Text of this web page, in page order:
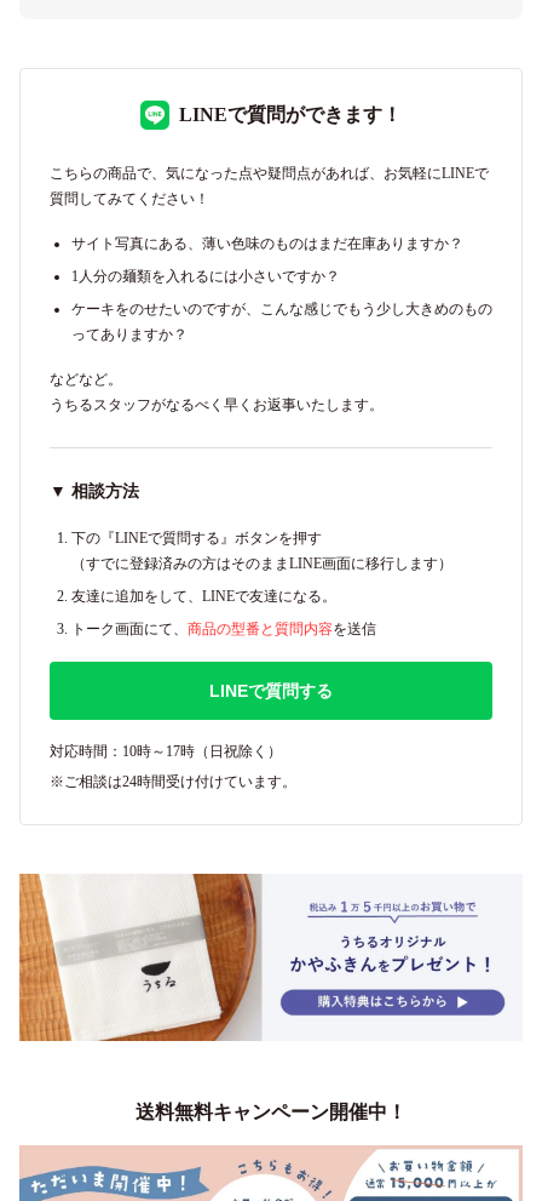
LINEで質問ができます！
こちらの商品で、気になった点や疑問点があれば、お気軽にLINEで
質問してみてください！
サイト写真にある、薄い色味のものはまだ在庫ありますか？
1人分の麺類を入れるには小さいですか？
ケーキをのせたいのですが、こんな感じでもう少し大きめのもの
ってありますか？
などなど。
うちるスタッフがなるべく早くお返事いたします。
▼ 相談方法
下の『LINEで質問する』ボタンを押す
（すでに登録済みの方はそのままLINE画面に移行します）
友達に追加をして、LINEで友達になる。
トーク画面にて、 商品の型番と質問内容を送信
LINEで質問する
対応時間：10時～17時（日祝除く）
※ご相談は24時間受け付けています。
送料無料キャンペーン開催中！